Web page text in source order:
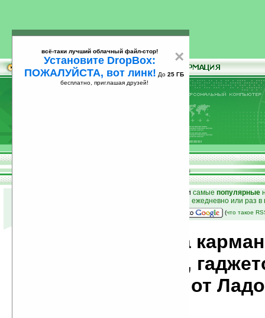
25
и самые популярные
на email ежедневно или раз
(что такое
Новости мира
компьютеров,
мобильности от
×
всё-таки лучший облачный файл-стор!
Установите DropBox:
ПОЖАЛУЙСТА, вот линк! До 25 ГБ
бесплатно, приглашая друзей!